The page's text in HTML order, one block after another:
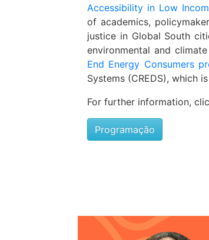
Accessibility in Low
of academics,
justice in Global South
environmental and
End Energy Consumers
Systems (CREDS), which
For further information,
Programação